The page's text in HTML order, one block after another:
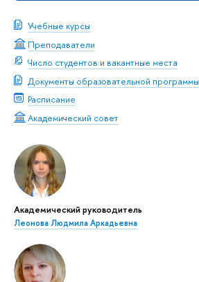
Учебные курсы
Преподаватели
Число студентов и вакантные места
Документы образовательной программы
Расписание
Академический совет
Академический руководитель
Леонова Людмила Аркадьевна